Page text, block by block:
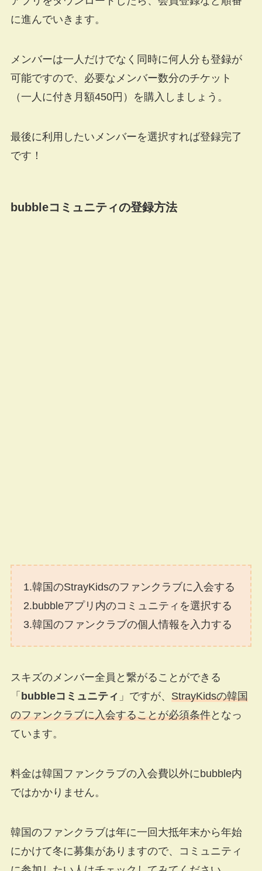
に進んでいきます。
メンバーは一人だけでなく同時に何人分も登録が
可能ですので、必要なメンバー数分のチケット
（一人に付き月額450円）を購入しましょう。
最後に利用したいメンバーを選択すれば登録完了
です！
bubbleコミュニティの登録方法
1.韓国のStrayKidsのファンクラブに入会する
2.bubbleアプリ内のコミュニティを選択する
3.韓国のファンクラブの個人情報を入力する
スキズのメンバー全員と繋がることができる
「 bubbleコミュニティ 」ですが、 StrayKidsの韓国
のファンクラブに入会することが必須条件となっ
ています。
料金は韓国ファンクラブの入会費以外にbubble内
ではかかりません。
韓国のファンクラブは年に一回大抵年末から年始
にかけて冬に募集がありますので、コミュニティ